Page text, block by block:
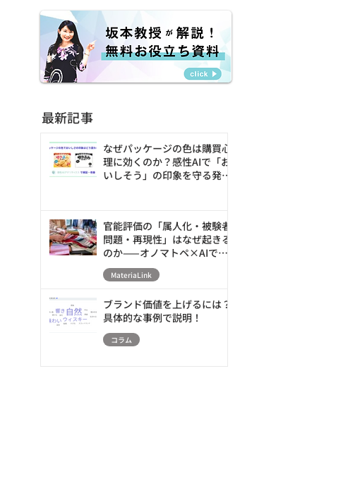
最新記事
なぜパッケージの色は購買心
理に効くのか？感性AIで「お
いしそう」の印象を守る発売
官能評価の「属人化・被験者
問題・再現性」はなぜ起きる
のか——オノマトペ×AIで素
材の触感を数値化・シミュレ
ーションする新アプローチ
MateriaLink
ブランド価値を上げるには？
具体的な事例で説明！
コラム